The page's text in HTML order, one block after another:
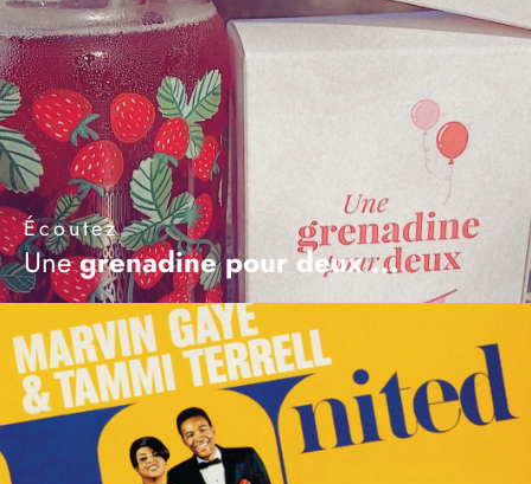
Écoutez
Une grenadine pour deux ...